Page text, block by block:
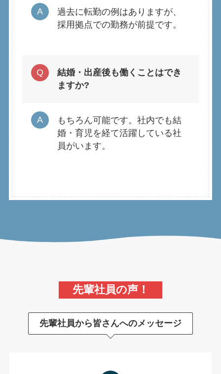
過去に転勤の例はありますが、
採用拠点での勤務が前提です。
結婚・出産後も働くことはでき
ますか?
もちろん可能です。社内でも結
婚・育児を経て活躍している社
員がいます。
先輩社員の声！
先輩社員から皆さんへのメッセージ